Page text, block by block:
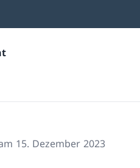
15. Dezember 2023